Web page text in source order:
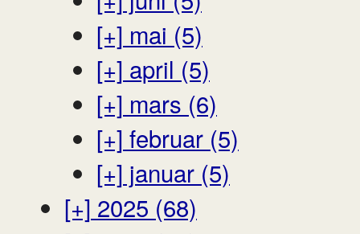
[+] mai (5)
[+] april (5)
[+] mars (6)
[+] februar (5)
[+] januar (5)
[+] 2025 (68)